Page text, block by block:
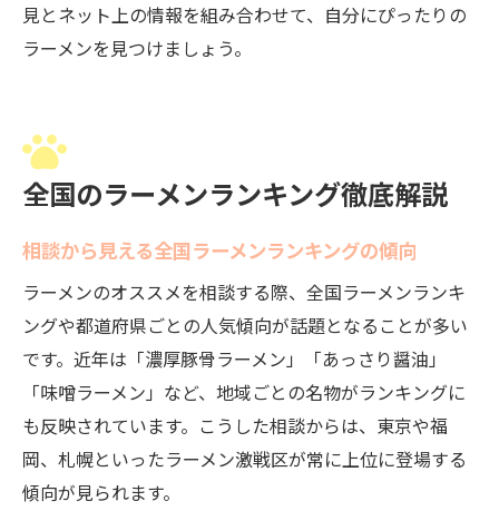
見とネット上の情報を組み合わせて、自分にぴったりの
ラーメンを見つけましょう。
全国のラーメンランキング徹底解説
相談から見える全国ラーメンランキングの傾向
ラーメンのオススメを相談する際、全国ラーメンランキ
ングや都道府県ごとの人気傾向が話題となることが多い
です。近年は「濃厚豚骨ラーメン」「あっさり醤油」
「味噌ラーメン」など、地域ごとの名物がランキングに
も反映されています。こうした相談からは、東京や福
岡、札幌といったラーメン激戦区が常に上位に登場する
傾向が見られます。